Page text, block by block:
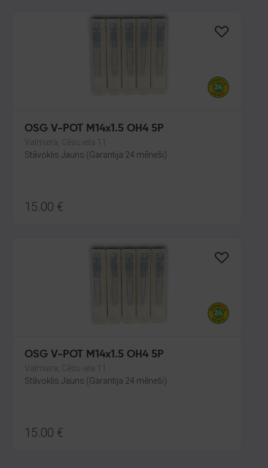
OSG V-POT M14x1.5 OH4 5P
Valmiera, Cēsu iela 11
Stāvoklis Jauns (Garantija 24 mēneši)
15.00 €
OSG V-POT M14x1.5 OH4 5P
Valmiera, Cēsu iela 11
Stāvoklis Jauns (Garantija 24 mēneši)
15.00 €